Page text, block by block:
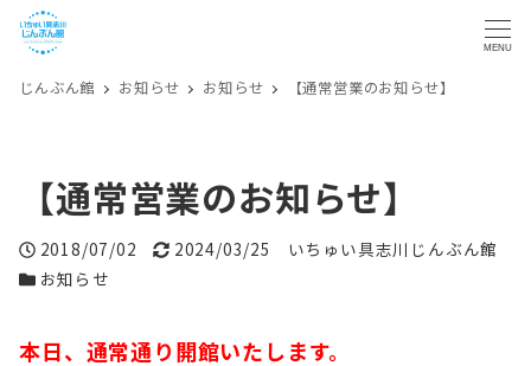
MENU
じんぶん館 お知らせ お知らせ 【通常営業のお知らせ】
【通常営業のお知らせ】
投稿日
2018/07/02 更新日
2024/03/25 著者
いちゅい具志川じんぶん館
カテゴリー
お知らせ
本日、通常通り開館いたします。